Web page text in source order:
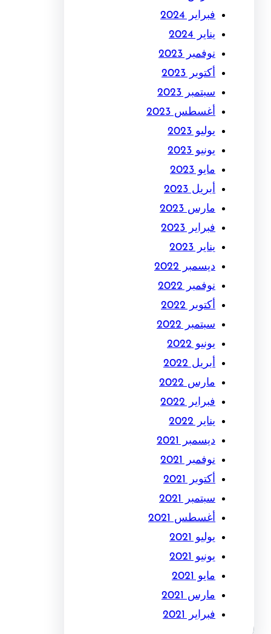
فبراير 2024
يناير 2024
نوفمبر 2023
أكتوبر 2023
سبتمبر 2023
أغسطس 2023
يوليو 2023
يونيو 2023
مايو 2023
أبريل 2023
مارس 2023
فبراير 2023
يناير 2023
ديسمبر 2022
نوفمبر 2022
أكتوبر 2022
سبتمبر 2022
يونيو 2022
أبريل 2022
مارس 2022
فبراير 2022
يناير 2022
ديسمبر 2021
نوفمبر 2021
أكتوبر 2021
سبتمبر 2021
أغسطس 2021
يوليو 2021
يونيو 2021
مايو 2021
مارس 2021
فبراير 2021